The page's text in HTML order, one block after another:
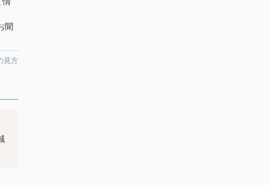
聞
見方